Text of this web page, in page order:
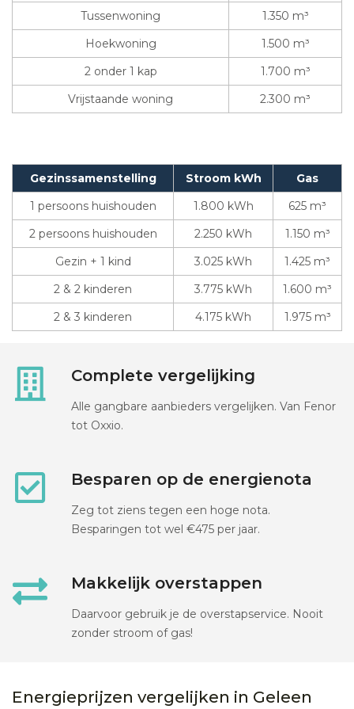
Tussenwoning
1.350 m³
Hoekwoning
1.500 m³
2 onder 1 kap
1.700 m³
Vrijstaande woning
2.300 m³
Gezinssamenstelling Stroom kWh
Gas
1 persoons huishouden
1.800 kWh
625 m³
2 persoons huishouden
2.250 kWh
1.150 m³
Gezin + 1 kind
3.025 kWh
1.425 m³
2 & 2 kinderen
3.775 kWh
1.600 m³
2 & 3 kinderen
4.175 kWh 1.975 m³
Complete vergelijking
Alle gangbare aanbieders vergelijken. Van Fenor
tot Oxxio.
Besparen op de energienota
Zeg tot ziens tegen een hoge nota.
Besparingen tot wel €475 per jaar.
Makkelijk overstappen
Daarvoor gebruik je de overstapservice. Nooit
zonder stroom of gas!
Energieprijzen vergelijken in Geleen